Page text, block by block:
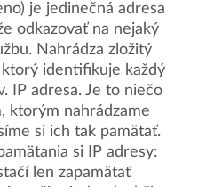
je jedinečná adresa
odkazovať na nejaký
Nahrádza zložitý
ktorý identifikuje každý
IP adresa. Je to niečo
ktorým nahrádzame
si ich tak pamätať.
si IP adresy:
len zapamätať